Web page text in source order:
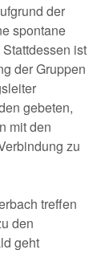
der
spontane
ist
der Gruppen
gebeten,
mit den
zu
treffen
den
geht